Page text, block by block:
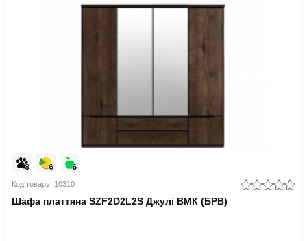
Код товару: 10310
Шафа платтяна SZF2D2L2S Джулі ВМК (БРВ)